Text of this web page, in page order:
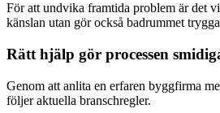
För att undvika framtida problem är det
känslan utan gör också badrummet
Rätt hjälp gör processen
Genom att anlita en erfaren byggfirma
följer aktuella branschregler.